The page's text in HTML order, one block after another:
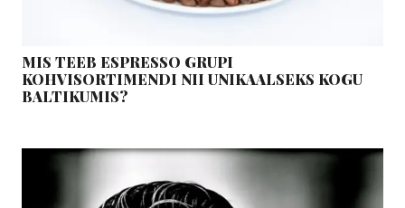
MIS TEEB ESPRESSO GRUPI
KOHVISORTIMENDI NII UNIKAALSEKS KOGU
BALTIKUMIS?